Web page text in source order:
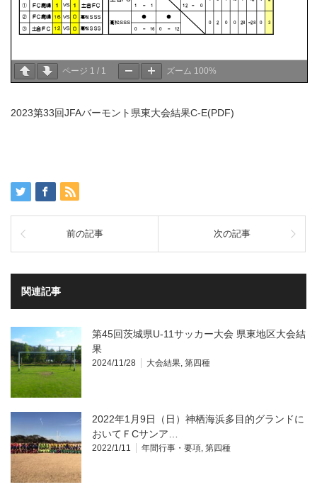
ページ 1 / 1 ズーム 100%
2023第33回JFAバーモント県東大会結果C-E(PDF)
前の記事 次の記事
関連記事
第45回茨城県U-11サッカー大会 県東地区大会結
果
2024/11/28 大会結果 第四種
2022年1月9日（日）神栖海浜多目的グランドに
おいてＦCサンア…
2022/1/11 年間行事・要項 第四種